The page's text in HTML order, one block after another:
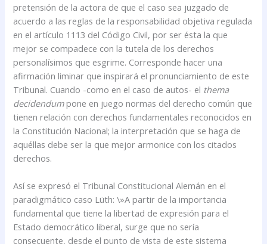
pretensión de la actora de que el caso sea juzgado de
acuerdo a las reglas de la responsabilidad objetiva regulada
en el artículo 1113 del Código Civil, por ser ésta la que
mejor se compadece con la tutela de los derechos
personalísimos que esgrime. Corresponde hacer una
afirmación liminar que inspirará el pronunciamiento de este
Tribunal. Cuando -como en el caso de autos- el thema
decidendumpone en juego normas del derecho común que
tienen relación con derechos fundamentales reconocidos en
la Constitución Nacional; la interpretación que se haga de
aquéllas debe ser la que mejor armonice con los citados
derechos.
Así se expresó el Tribunal Constitucional Alemán en el
paradigmático caso Lüth: \»A partir de la importancia
fundamental que tiene la libertad de expresión para el
Estado democrático liberal, surge que no sería
consecuente, desde el punto de vista de este sistema